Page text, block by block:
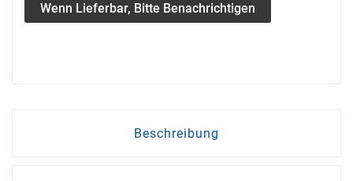
Wenn Lieferbar, Bitte Benachrichtigen
Beschreibung